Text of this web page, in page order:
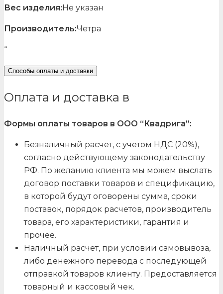
Вес изделия:Не указан
Производитель:Четра
“
Способы оплаты и доставки
Оплата и доставка в
Формы оплаты товаров в ООО “Квадрига”:
Безналичный расчет, с учетом НДС (20%),
согласно действующему законодательству
РФ. По желанию клиента мы можем выслать
договор поставки товаров и спецификацию,
в которой будут оговорены сумма, сроки
поставок, порядок расчетов, производитель
товара, его характеристики, гарантия и
прочее.
Наличный расчет, при условии самовывоза,
либо денежного перевода с последующей
отправкой товаров клиенту. Предоставляется
товарный и кассовый чек.